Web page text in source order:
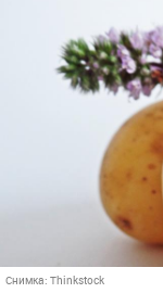
Снимка: Thinkstock